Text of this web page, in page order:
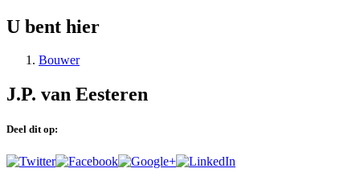
U bent hier
Bouwer
J.P. van Eesteren
Deel dit op: